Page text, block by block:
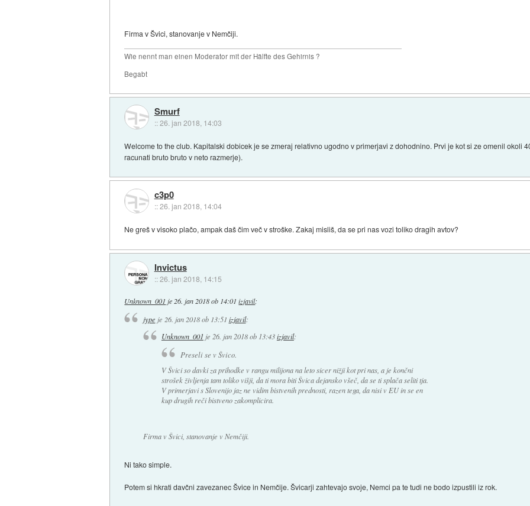
Firma v Švici, stanovanje v Nemčiji.
Wie nennt man einen Moderator mit der Hälfte des Gehirnis ?
Begabt
Smurf
::26. jan 2018, 14:03
Welcome to the club. Kapitalski dobicek je se zmeraj relativno ugodno v primerjavi z dohodnino. Prvi je kot si ze omenil okoli
racunati bruto bruto v neto razmerje).
c3p0
::26. jan 2018, 14:04
Ne greš v visoko plačo, ampak daš čim več v stroške. Zakaj misliš, da se pri nas vozi toliko dragih avtov?
Invictus
::26. jan 2018, 14:15
Unknown_001 je26. jan 2018 ob 14:01 izjavil:
jype je 26. jan 2018 ob 13:51 izjavil:
Unknown_001 je 26. jan 2018 ob 13:43izjavil:
Preseli se v Švico.
V Švici so davki za prihodke v rangu milijona na leto sicer nižji kot pri nas, a je končni
strošek življenja tam toliko višji, da ti mora biti Švica dejansko všeč, da se ti splača seliti tja.
V primerjavi s Slovenijo jaz ne vidim bistvenih prednosti, razen tega, da nisi v EU in se en
kup drugih reči bistveno zakomplicira.
Firma v Švici, stanovanje v Nemčiji.
Ni tako simple.
Potem si hkrati davčni zavezanec Švice in Nemčije. Švicarji zahtevajo svoje, Nemci pa te tudi ne bodo izpustili iz rok.